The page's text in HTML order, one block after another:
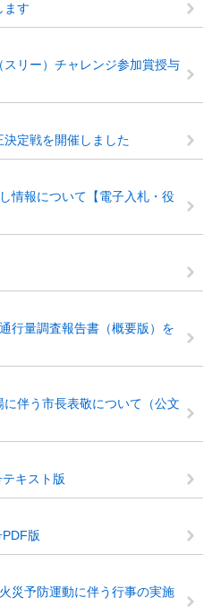
ます
スリー）チャレンジ参加賞授与
決定戦を開催しました
情報について【電子入札・役
行量調査報告書（概要版）を
に伴う市長表敬について（公文
キスト版
版
災予防運動に伴う行事の実施